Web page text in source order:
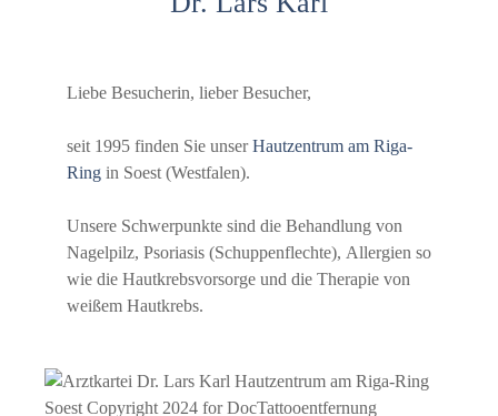
Liebe Besucherin, lieber Besucher,
seit 1995 finden Sie unserHautzentrum am Riga-
Ring in Soest (Westfalen).
Unsere Schwerpunkte sind die Behandlung von
Nagelpilz, Psoriasis (Schuppenflechte), Allergien so
wie die Hautkrebsvorsorge und die Therapie von
weißem Hautkrebs.